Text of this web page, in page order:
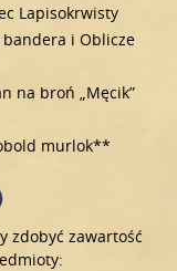
Lapisokrwisty
i Oblicze
na broń „Męcik”
murlok**
zdobyć zawartość